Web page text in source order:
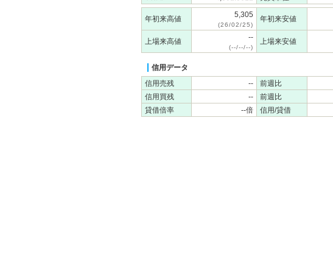
年初来高値 5,305
(26/02/25)
年初来安値
上場来高値 --
(--/--/--)
上場来安値
信用データ
信用売残
-- 前週比
信用買残
-- 前週比
貸借倍率
--倍 信用/貸借